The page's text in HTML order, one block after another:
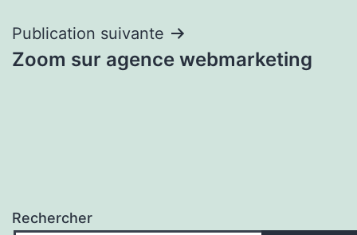
Publication suivante
Zoom sur agence webmarketing
Rechercher